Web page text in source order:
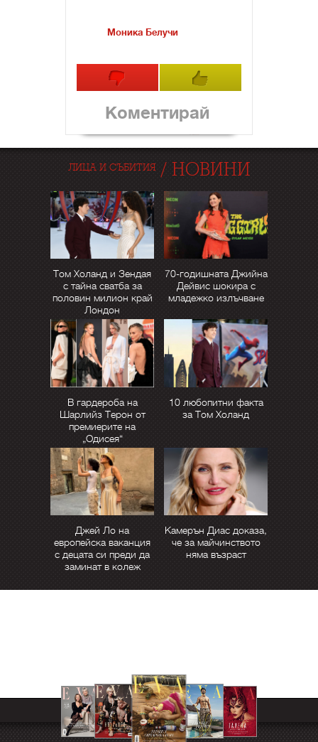
Моника Белучи
Коментирай
ЛИЦА И СЪБИТИЯ/ НОВИНИ
Том Холанд и Зендая
с тайна сватба за
половин милион край
Лондон
70-годишната Джийна
Дейвис шокира с
младежко излъчване
В гардероба на
Шарлийз Терон от
премиерите на
„Одисея“
10 любопитни факта
за Том Холанд
Джей Ло на
европейска ваканция
с децата си преди да
заминат в колеж
Камерън Диас доказа,
че за майчинството
няма възраст